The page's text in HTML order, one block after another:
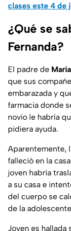
clases este 4 de
¿Qué se
Fernanda?
El padre de
que sus
embarazada y
farmacia donde
novio le habría
pidiera ayuda.
Aparentemente,
falleció en la
joven habría
a su casa e
del cuerpo se
de la
Joven es hallada